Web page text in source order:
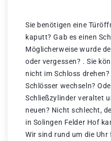
Sie benötigen eine
kaputt? Gab es einen
Möglicherweise wurde
oder vergessen? . Sie
nicht im Schloss
Schlösser wechseln?
Schließzylinder veraltet
neuen? Nicht schlecht,
in Solingen Felder Hof
Wir sind rund um die Uhr